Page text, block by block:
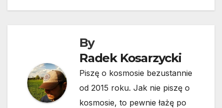
By
Radek Kosarzycki
Piszę o kosmosie bezustannie
od 2015 roku. Jak nie piszę o
kosmosie, to pewnie łażę po